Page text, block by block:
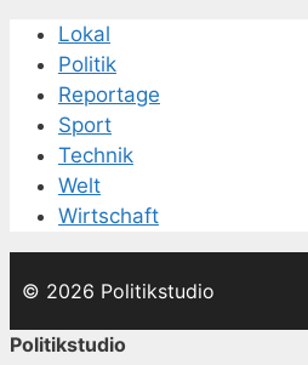
Lokal
Politik
Reportage
Sport
Technik
Welt
Wirtschaft
© 2026 Politikstudio
Politikstudio